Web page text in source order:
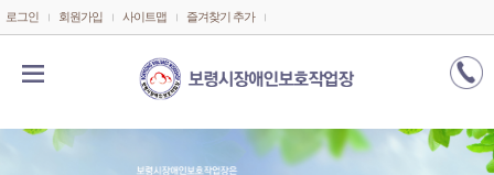
로그인 회원가입 사이트맵 즐겨찾기 추가